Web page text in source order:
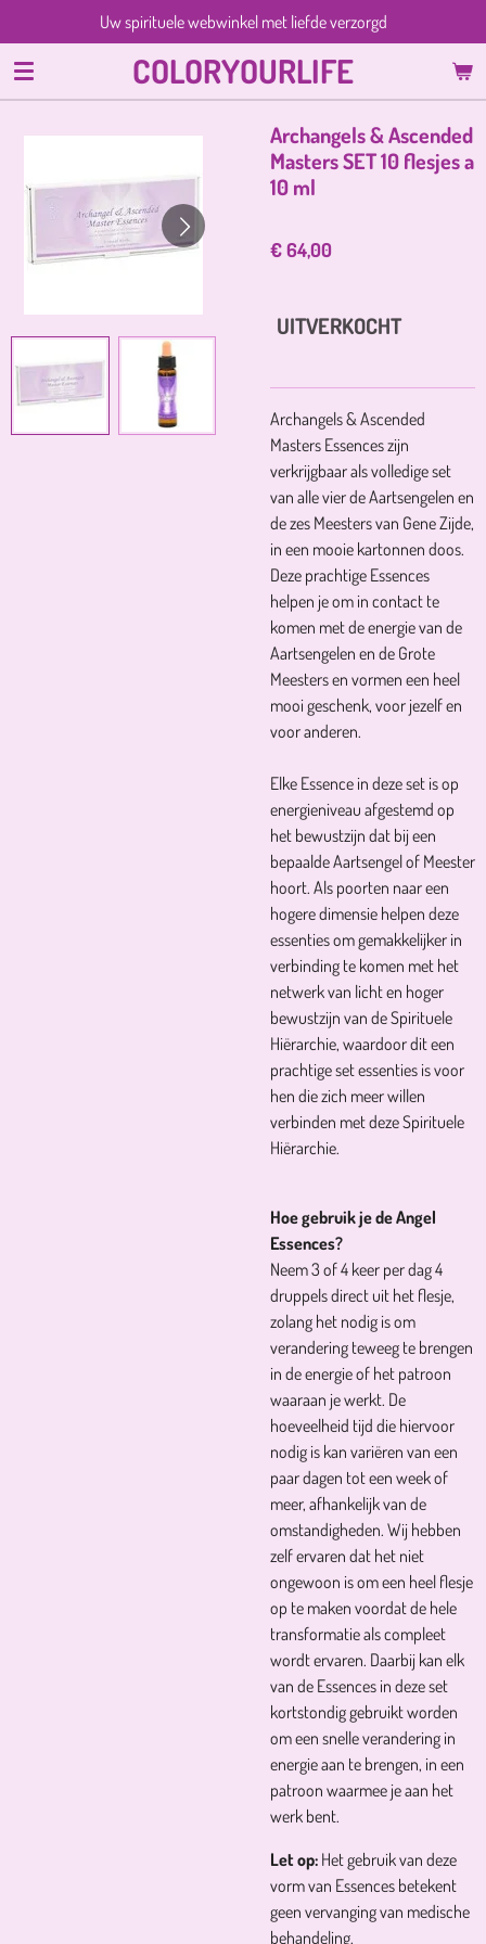
direct
naar
de
COLORYOURLIFE
Uw spirituele webwinkel met liefde verzorgd
Archangels & Ascended
Masters SET 10 flesjes a
10 ml
€ 64,00
UITVERKOCHT
Archangels & Ascended
Masters Essences zijn
verkrijgbaar als volledige set
van alle vier de Aartsengelen en
de zes Meesters van Gene Zijde,
in een mooie kartonnen doos.
Deze prachtige Essences
helpen je om in contact te
komen met de energie van de
Aartsengelen en de Grote
Meesters en vormen een heel
mooi geschenk, voor jezelf en
voor anderen.
Elke Essence in deze set is op
energieniveau afgestemd op
het bewustzijn dat bij een
bepaalde Aartsengel of Meester
hoort. Als poorten naar een
hogere dimensie helpen deze
essenties om gemakkelijker in
verbinding te komen met het
netwerk van licht en hoger
bewustzijn van de Spirituele
Hiërarchie, waardoor dit een
prachtige set essenties is voor
hen die zich meer willen
verbinden met deze Spirituele
Hiërarchie.
Hoe gebruik je de Angel
Essences?
Neem 3 of 4 keer per dag 4
druppels direct uit het flesje,
zolang het nodig is om
verandering teweeg te brengen
in de energie of het patroon
waaraan je werkt. De
hoeveelheid tijd die hiervoor
nodig is kan variëren van een
paar dagen tot een week of
meer, afhankelijk van de
omstandigheden. Wij hebben
zelf ervaren dat het niet
ongewoon is om een heel flesje
op te maken voordat de hele
transformatie als compleet
wordt ervaren. Daarbij kan elk
van de Essences in deze set
kortstondig gebruikt worden
om een snelle verandering in
energie aan te brengen, in een
patroon waarmee je aan het
werk bent.
Let op: Het gebruik van deze
vorm van Essences betekent
geen vervanging van medische
behandeling.